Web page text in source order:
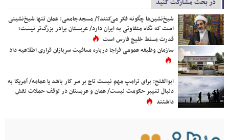
در بحث مشارکت کنید
شیخ‌نشین‌ها چگونه فکر می‌کنند؟/ مسجدجامعی: عمان تنها شیخ‌نشینی
است که نگاه متفاوتی به ایران دارد/ عربستان برادر بزرگ‌تر نیست؛
قدرت مسلط خلیج فارس است
سازمان وظیفه عمومی فراجا درباره معافیت سربازان فراری اطلاعیه داد
ابوالفتح: برای ترامپ مهم نیست تاج بر سر کار باشد یا عمامه/ آمریکا به
دنبال تغییر حکومت نیست/ عمان و عربستان در توقف حملات نقش
داشتند